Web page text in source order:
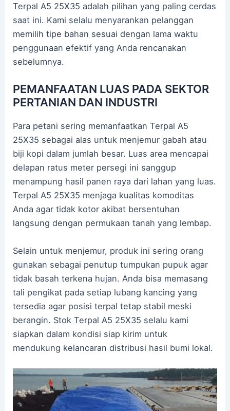
Terpal A5 25X35 adalah pilihan yang paling cerdas
saat ini. Kami selalu menyarankan pelanggan
memilih tipe bahan sesuai dengan lama waktu
penggunaan efektif yang Anda rencanakan
sebelumnya.
PEMANFAATAN LUAS PADA SEKTOR
PERTANIAN DAN INDUSTRI
Para petani sering memanfaatkan Terpal A5
25X35 sebagai alas untuk menjemur gabah atau
biji kopi dalam jumlah besar. Luas area mencapai
delapan ratus meter persegi ini sanggup
menampung hasil panen raya dari lahan yang luas.
Terpal A5 25X35 menjaga kualitas komoditas
Anda agar tidak kotor akibat bersentuhan
langsung dengan permukaan tanah yang lembap.
Selain untuk menjemur, produk ini sering orang
gunakan sebagai penutup tumpukan pupuk agar
tidak basah terkena hujan. Anda bisa memasang
tali pengikat pada setiap lubang kancing yang
tersedia agar posisi terpal tetap stabil meski
berangin. Stok Terpal A5 25X35 selalu kami
siapkan dalam kondisi siap kirim untuk
mendukung kelancaran distribusi hasil bumi lokal.